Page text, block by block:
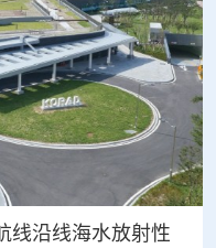
线沿线海水放射性